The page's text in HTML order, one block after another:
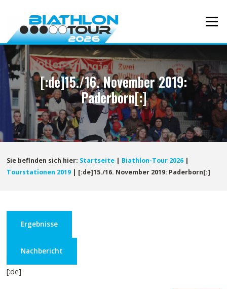
Inhalt
Menü
[:de]15./16. November 2019:
Paderborn[:]
Sie befinden sich hier: Startseite | Biathlon-Tour 2026 |
Tourstationen 2019 | [:de]15./16. November 2019: Paderborn[:]
Ergebnisse
Nachbericht
[:de]